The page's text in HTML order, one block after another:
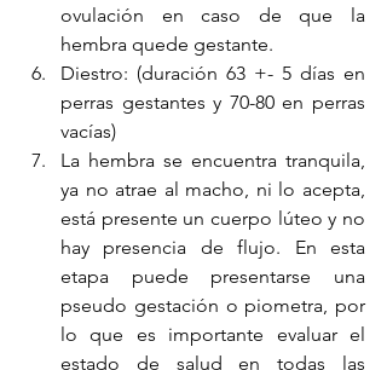
ovulación en caso de que la
hembra quede gestante.
Diestro: (duración 63 +- 5 días en
perras gestantes y 70-80 en perras
vacías)
La hembra se encuentra tranquila,
ya no atrae al macho, ni lo acepta,
está presente un cuerpo lúteo y no
hay presencia de flujo. En esta
etapa puede presentarse una
pseudo gestación o piometra, por
lo que es importante evaluar el
estado de salud en todas las